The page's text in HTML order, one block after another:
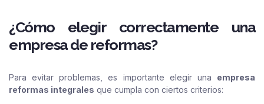
¿Cómo elegir correctamente una
empresa de reformas?
Para evitar problemas, es importante elegir una empresa
reformas integrales que cumpla con ciertos criterios: